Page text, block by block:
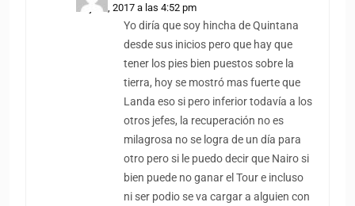
14 julio, 2017 a las 4:52 pm
Yo diría que soy hincha de Quintana
desde sus inicios pero que hay que
tener los pies bien puestos sobre la
tierra, hoy se mostró mas fuerte que
Landa eso si pero inferior todavía a los
otros jefes, la recuperación no es
milagrosa no se logra de un día para
otro pero si le puedo decir que Nairo si
bien puede no ganar el Tour e incluso
ni ser podio se va cargar a alguien con